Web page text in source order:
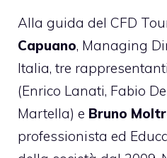
Alla guida del CFD
Capuano, Managing
Italia, tre
(Enrico Lanati, Fabio
Martella) e Bruno
professionista ed